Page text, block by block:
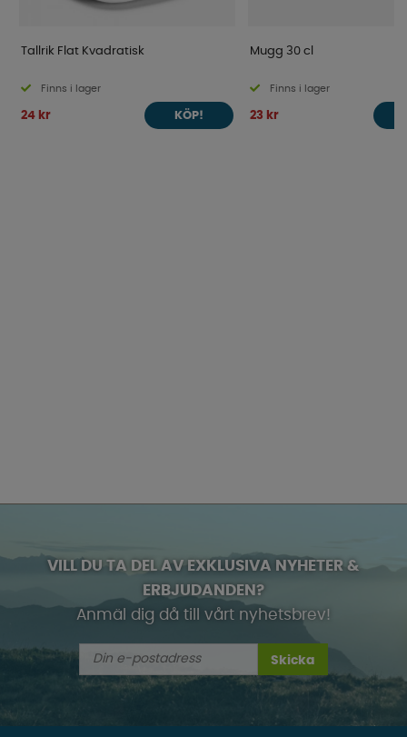
Tallrik Flat Kvadratisk
Finns i lager
24 kr KÖP!
Mugg 30 cl
Finns i lager
23 kr
VILL DU TA DEL AV EXKLUSIVA NYHETER &
ERBJUDANDEN?
Anmäl dig då till vårt nyhetsbrev!
Skicka